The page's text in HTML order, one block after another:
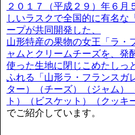
２０１７（平成２９）年６月
しいラスクで全国的に有名な
ープが共同開発した、
山形特産の果物の女王「ラ・
ャムとクリームチーズを、発
使った生地に閉じこめたしっ
ふれる「山形ラ・フランスガ
ター）（チーズ）（ジャム）
ト）（ビスケット）（クッキ
でご紹介しています。